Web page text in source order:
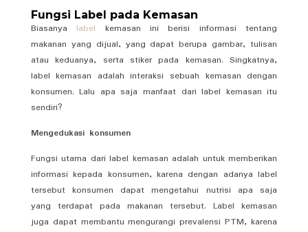
Fungsi Label pada Kemasan
Biasanya label kemasan ini berisi informasi tentang
makanan yang dijual, yang dapat berupa gambar, tulisan
atau keduanya, serta stiker pada kemasan. Singkatnya,
label kemasan adalah interaksi sebuah kemasan dengan
konsumen. Lalu apa saja manfaat dari label kemasan itu
sendiri?
Mengedukasi konsumen
Fungsi utama dari label kemasan adalah untuk memberikan
informasi kepada konsumen, karena dengan adanya label
tersebut konsumen dapat mengetahui nutrisi apa saja
yang terdapat pada makanan tersebut. Label kemasan
juga dapat membantu mengurangi prevalensi PTM, karena